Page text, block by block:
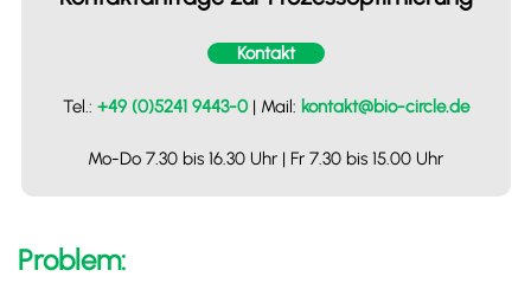
Kontakt
Tel.: +49 (0)5241 9443-0| Mail: kontakt@bio-circle.de
Mo-Do 7.30 bis 16.30 Uhr | Fr 7.30 bis 15.00 Uhr
Problem: